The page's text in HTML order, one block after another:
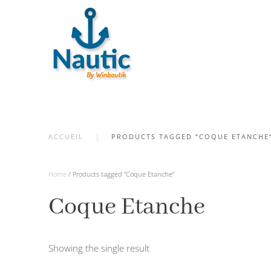
content
ACCUEIL PRODUCTS TAGGED “COQUE ETANCHE”
Home / Products tagged “Coque Etanche”
Coque Etanche
Showing the single result